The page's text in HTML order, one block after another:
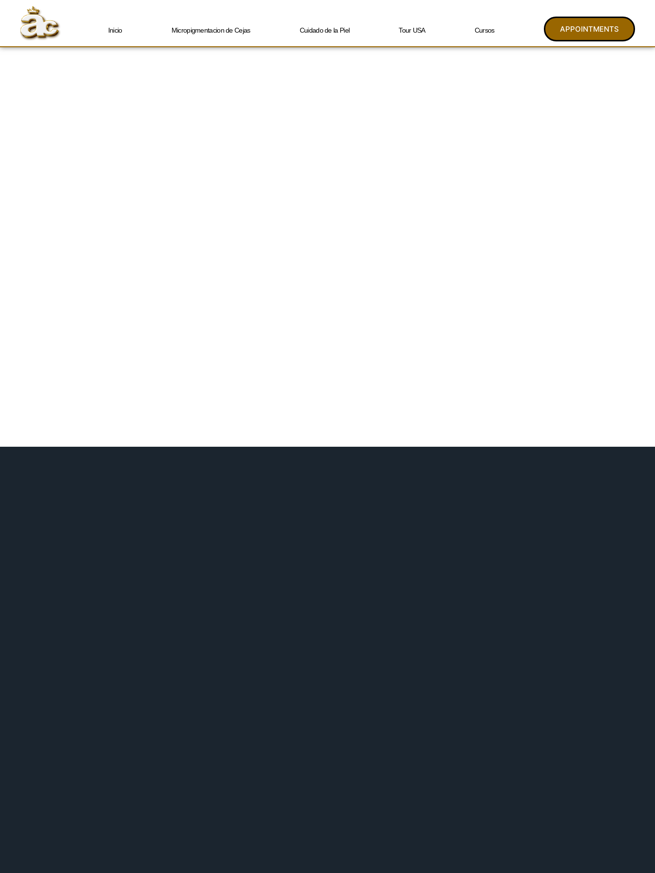
Inicio Micropigmentacion de Cejas Cuidado de la Piel Tour USA Cursos APPOINTMENTS